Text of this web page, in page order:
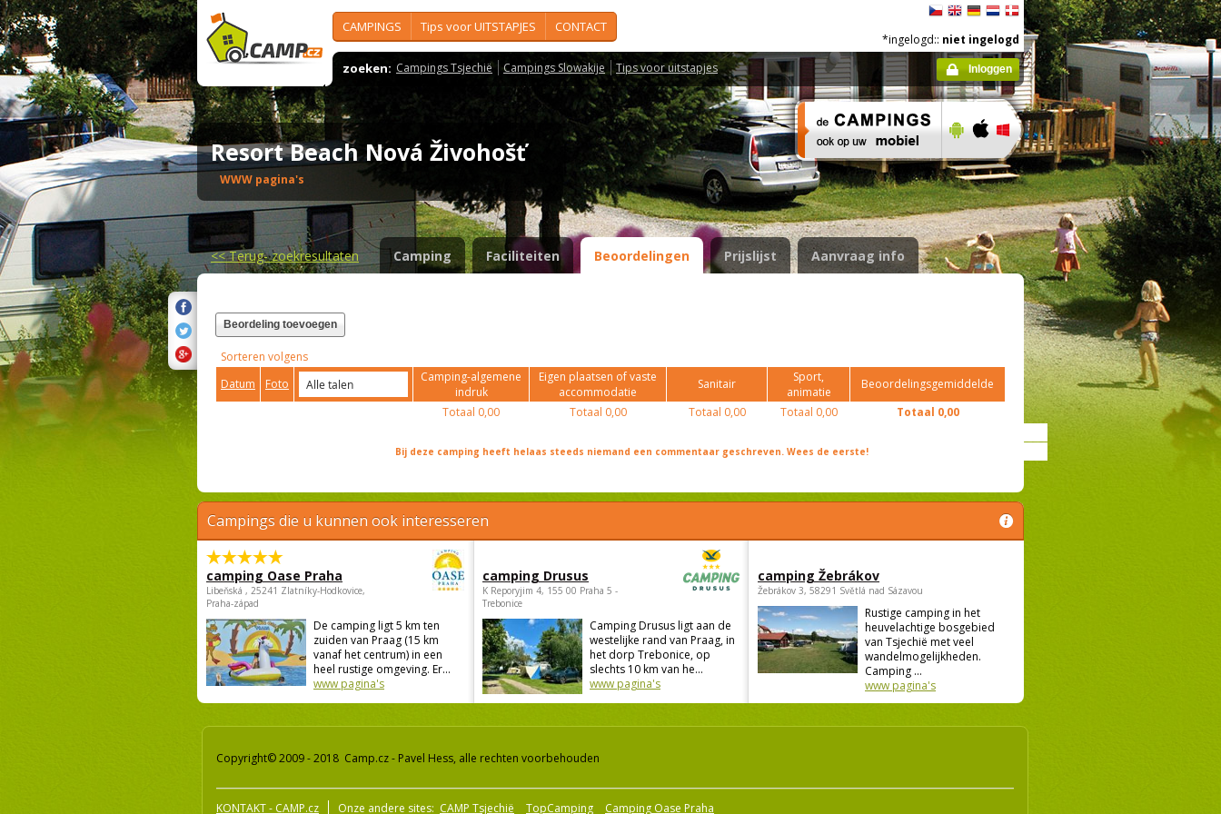
CAMPINGS Tips voor UITSTAPJES CONTACT
zoeken: Campings Tsjechië Campings Slowakije Tips voor uitstapjes
*ingelogd:: niet ingelogd
Inloggen
Resort Beach Nová Živohošť
WWW pagina's
<<Terug- zoekresultaten Camping Faciliteiten Beoordelingen Prijslijst Aanvraag info
Beordeling toevoegen
Sorteren volgens
Datum
Foto
Camping-algemene
indruk
Eigen plaatsen of vaste
accommodatie
Sanitair
Sport,
animatie
Beoordelingsgemiddelde
Totaal 0,00 Totaal 0,00 Totaal 0,00 Totaal 0,00 Totaal 0,00
Bij deze camping heeft helaas steeds niemand een commentaar geschreven. Wees de eerste!
Campings die u kunnen ook interesseren
camping Oase Praha
Libeňská , 25241 Zlatníky-Hodkovice,
Praha-západ
De camping ligt 5 km ten
zuiden van Praag (15 km
vanaf het centrum) in een
heel rustige omgeving. Er...
www pagina's
camping Drusus
K Reporyjim 4, 155 00 Praha 5 -
Trebonice
Camping Drusus ligt aan de
westelijke rand van Praag, in
het dorp Trebonice, op
slechts 10 km van he...
www pagina's
camping Žebrákov
Žebrákov 3, 58291 Světlá nad Sázavou
Rustige camping in het
heuvelachtige bosgebied
van Tsjechië met veel
wandelmogelijkheden.
Camping ...
www pagina's
Copyright© 2009 - 2018 Camp.cz - Pavel Hess, alle rechten voorbehouden
KONTAKT - CAMP.cz Onze andere sites: CAMP Tsjechië TopCamping Camping Oase Praha